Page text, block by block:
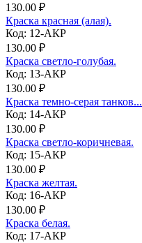
130.00 ₽
Краска красная (алая).
Код: 12-АКР
130.00 ₽
Краска светло-голубая.
Код: 13-АКР
130.00 ₽
Краска темно-серая танков...
Код: 14-АКР
130.00 ₽
Краска светло-коричневая.
Код: 15-АКР
130.00 ₽
Краска желтая.
Код: 16-АКР
130.00 ₽
Краска белая.
Код: 17-АКР